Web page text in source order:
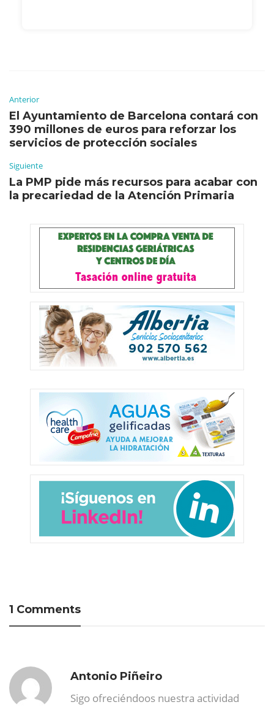
Anterior
El Ayuntamiento de Barcelona contará con
390 millones de euros para reforzar los
servicios de protección sociales
Siguiente
La PMP pide más recursos para acabar con
la precariedad de la Atención Primaria
1 Comments
Antonio Piñeiro
Sigo ofreciéndoos nuestra actividad